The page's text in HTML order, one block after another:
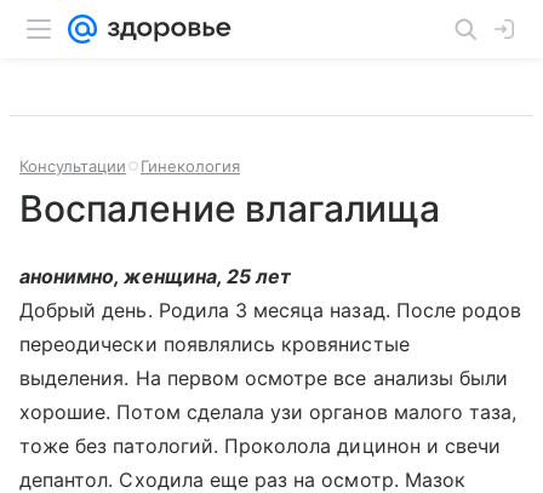
Консультации Гинекология
Воспаление влагалища
анонимно, женщина, 25 лет
Добрый день. Родила 3 месяца назад. После родов
переодически появлялись кровянистые
выделения. На первом осмотре все анализы были
хорошие. Потом сделала узи органов малого таза,
тоже без патологий. Проколола дицинон и свечи
депантол. Сходила еще раз на осмотр. Мазок